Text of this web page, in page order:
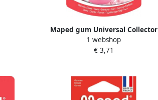
Maped gum Universal Collector
pastel kleuren op blister
1 webshop
€ 3,71